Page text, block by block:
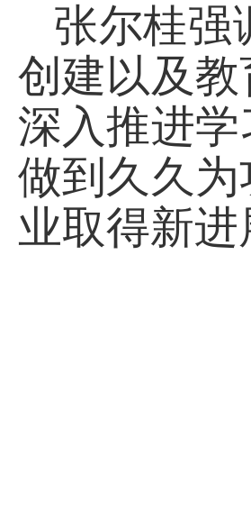
张尔桂强
创建以及
深入推进
做到久久
业取得新进